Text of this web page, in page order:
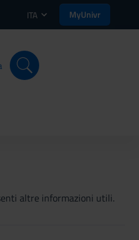
ITA MyUnivr
altre informazioni utili.